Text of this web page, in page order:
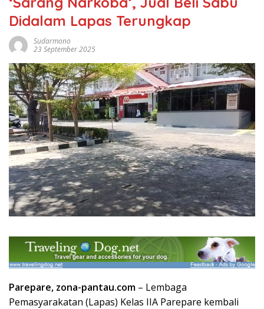
Didalam Lapas Terungkap
Sudarmono
23 September 2025
Parepare, zona-pantau.com – Lembaga
Pemasyarakatan (Lapas) Kelas IIA Parepare kembali